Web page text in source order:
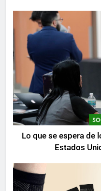
Lo que se espera de
Estados